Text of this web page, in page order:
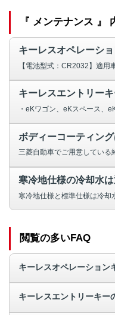
『 メンテナンス 』
キーレスオペレーシ
【電池型式：CR2032】適用
キーレスエントリー
ボディーコーティン
寒冷地仕様の冷却水
閲覧の多いFAQ
キーレスオペレーション
キーレスエントリーキー